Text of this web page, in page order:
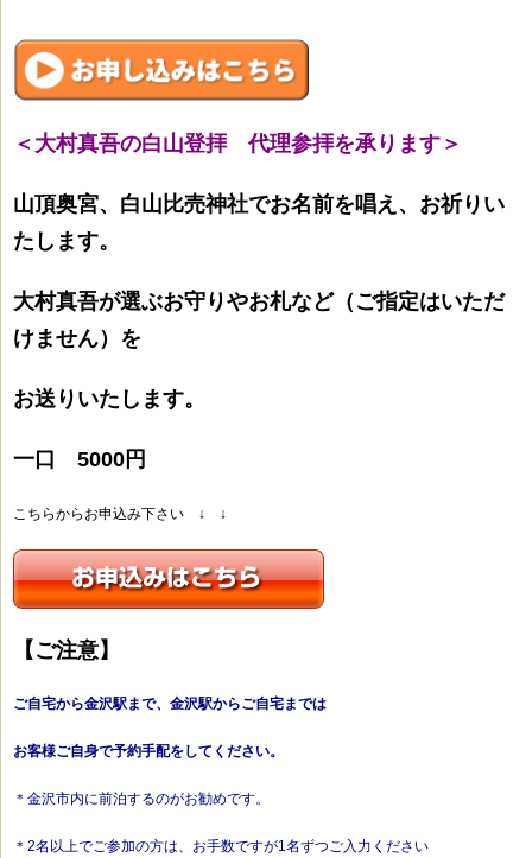
＜大村真吾の白山登拝 代理参拝を承ります＞
山頂奥宮、白山比売神社でお名前を唱え、お祈りい
たします。
大村真吾が選ぶお守りやお札など（ご指定はいただ
けません）を
お送りいたします。
一口 5000円
こちらからお申込み下さい ↓ ↓
【ご注意】
ご自宅から金沢駅まで、金沢駅からご自宅までは
お客様ご自身で予約手配をしてください。
＊金沢市内に前泊するのがお勧めです。
＊2名以上でご参加の方は、お手数ですが1名ずつご入力ください